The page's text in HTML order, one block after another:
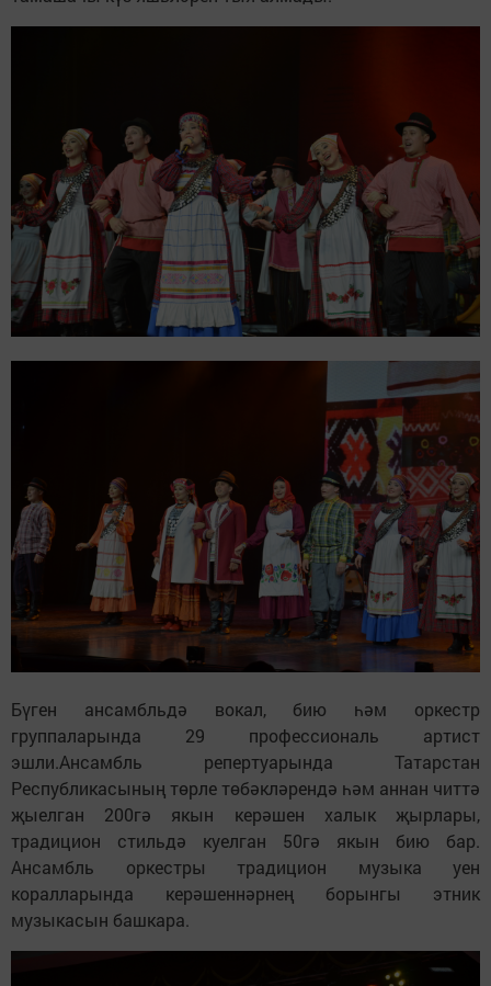
Бүген ансамбльдә вокал, бию һәм оркестр
группаларында 29 профессиональ артист
эшли.Ансамбль репертуарында Татарстан
Республикасының төрле төбәкләрендә һәм аннан читтә
җыелган 200гә якын керәшен халык җырлары,
традицион стильдә куелган 50гә якын бию бар.
Ансамбль оркестры традицион музыка уен
коралларында керәшеннәрнең борынгы этник
музыкасын башкара.